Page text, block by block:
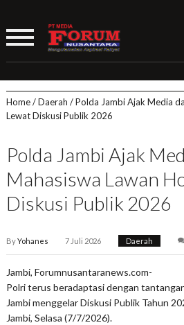
Home/Daerah /Polda Jambi Ajak Media
Lewat Diskusi Publik 2026
Polda Jambi Ajak
Mahasiswa Lawan
Diskusi Publik 2026
ByYohanes 7 Juli 2026 Daerah
Jambi, Forumnusantaranews.com-
Polri terus beradaptasi dengan
Jambi menggelar Diskusi Publik Tahun
Jambi, Selasa (7/7/2026).